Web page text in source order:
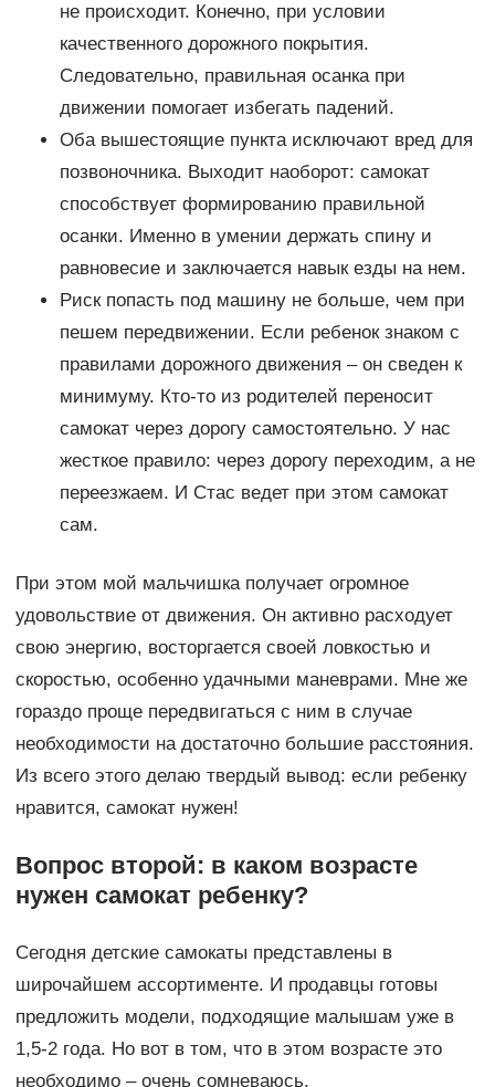
не происходит. Конечно, при условии
качественного дорожного покрытия.
Следовательно, правильная осанка при
движении помогает избегать падений.
Оба вышестоящие пункта исключают вред для
позвоночника. Выходит наоборот: самокат
способствует формированию правильной
осанки. Именно в умении держать спину и
равновесие и заключается навык езды на нем.
Риск попасть под машину не больше, чем при
пешем передвижении. Если ребенок знаком с
правилами дорожного движения – он сведен к
минимуму. Кто-то из родителей переносит
самокат через дорогу самостоятельно. У нас
жесткое правило: через дорогу переходим, а не
переезжаем. И Стас ведет при этом самокат
сам.
При этом мой мальчишка получает огромное
удовольствие от движения. Он активно расходует
свою энергию, восторгается своей ловкостью и
скоростью, особенно удачными маневрами. Мне же
гораздо проще передвигаться с ним в случае
необходимости на достаточно большие расстояния.
Из всего этого делаю твердый вывод: если ребенку
нравится, самокат нужен!
Вопрос второй: в каком возрасте
нужен самокат ребенку?
Сегодня детские самокаты представлены в
широчайшем ассортименте. И продавцы готовы
предложить модели, подходящие малышам уже в
1,5-2 года. Но вот в том, что в этом возрасте это
необходимо – очень сомневаюсь.